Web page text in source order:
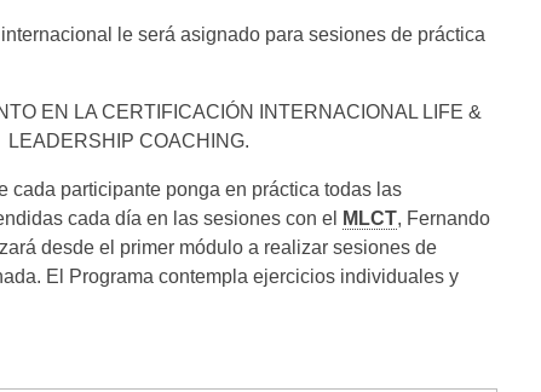
le será asignado para sesiones de práctica
EN LA CERTIFICACIÓN INTERNACIONAL LIFE &
LEADERSHIP COACHING.
cada participante ponga en práctica todas las
cada día en las sesiones con el
MLCT, Fernando
desde el primer módulo a realizar sesiones de
El Programa contempla ejercicios individuales y